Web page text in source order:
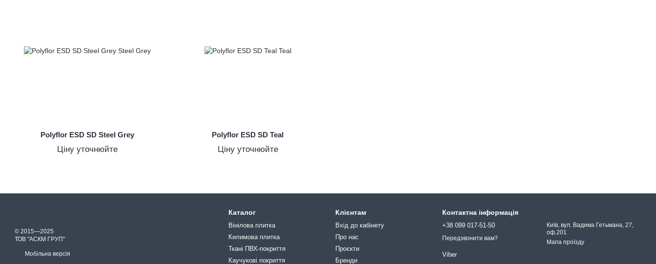
Polyflor ESD SD Steel Grey
Ціну уточнюйте
Polyflor ESD SD Teal
Ціну уточнюйте
© 2015—2025
ТОВ "АСКМ ГРУП"
Мобільна версія
Каталог
Вінілова плитка
Килимова плитка
Ткані ПВХ-покриття
Каучукові покриття
Клієнтам
Вхід до кабінету
Про нас
Проєкти
Бренди
Контактна інформація
+38 099 017-51-50
Передзвонити вам?
Viber
Київ, вул. Вадима Гетьмана, 27,
оф.201
Мапа проїзду